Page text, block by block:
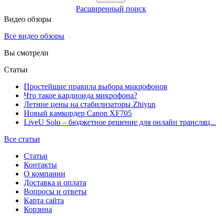
Расширенный поиск
Видео обзоры
Все видео обзоры
Вы смотрели
Статьи
Простейшие правила выбора микрофонов
Что такое кардиоида микрофона?
Летние цены на стабилизаторы Zhiyun
Новый камкордер Canon XF705
LiveU Solo – бюджетное решение для онлайн трансляц...
Все статьи
Статьи
Контакты
О компании
Доставка и оплата
Вопросы и ответы
Карта сайта
Корзина